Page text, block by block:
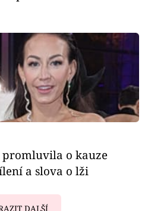
o kauze
a slova o lži
DALŠÍ